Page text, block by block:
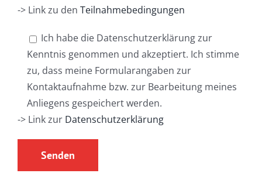
-> Link zu den Teilnahmebedingungen
Ich habe die Datenschutzerklärung zur
Kenntnis genommen und akzeptiert. Ich stimme
zu, dass meine Formularangaben zur
Kontaktaufnahme bzw. zur Bearbeitung meines
Anliegens gespeichert werden.
-> Link zur Datenschutzerklärung